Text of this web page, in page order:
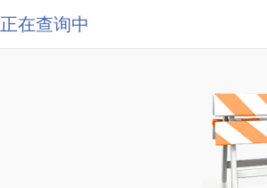
正在查询中